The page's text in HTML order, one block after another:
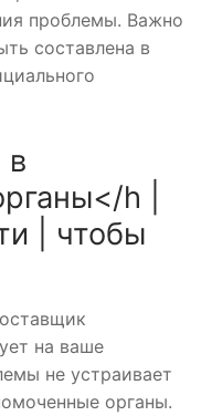
проблемы. Важно
составлена в
в
h |
| чтобы
на ваше
не устраивает
органы.